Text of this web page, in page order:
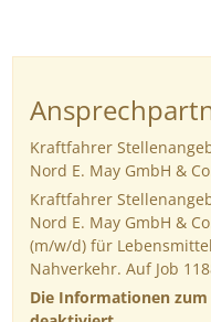
Kraftfahrer
Nord E. May GmbH &
Kraftfahrer
Nord E. May GmbH &
(m/w/d) für
Nahverkehr. Auf Job
Die Informationen